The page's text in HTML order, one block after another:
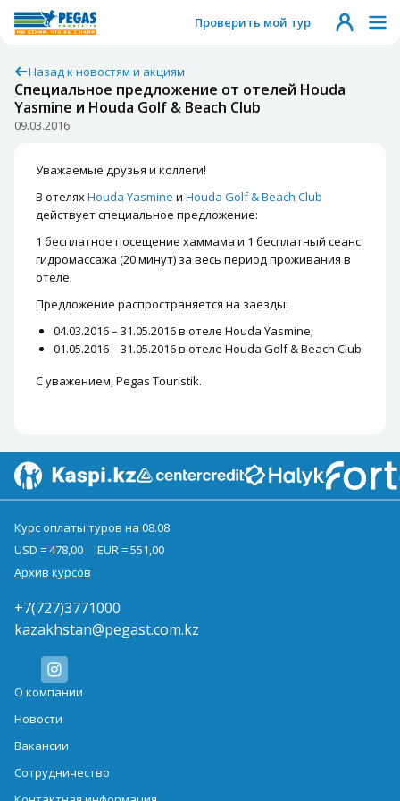
Проверить мой тур
Назад к новостям и акциям
Специальное предложение от отелей Houda
Yasmine и Houda Golf & Beach Club
09.03.2016
Уважаемые друзья и коллеги!
В отеляхHouda Yasmine и Houda Golf & Beach Club
действует специальное предложение:
1 бесплатное посещение хаммама и 1 бесплатный сеанс
гидромассажа (20 минут) за весь период проживания в
отеле.
Предложение распространяется на заезды:
04.03.2016 – 31.05.2016 в отеле Houda Yasmine;
01.05.2016 – 31.05.2016 в отеле Houda Golf & Beach Club
С уважением, Pegas Touristik.
Курс оплаты туров на 08.08
USD = 478,00
EUR = 551,00
Архив курсов
+7(727)3771000
kazakhstan@pegast.com.kz
О компании
Новости
Вакансии
Сотрудничество